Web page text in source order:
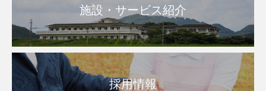
施設・サービス紹介
採用情報